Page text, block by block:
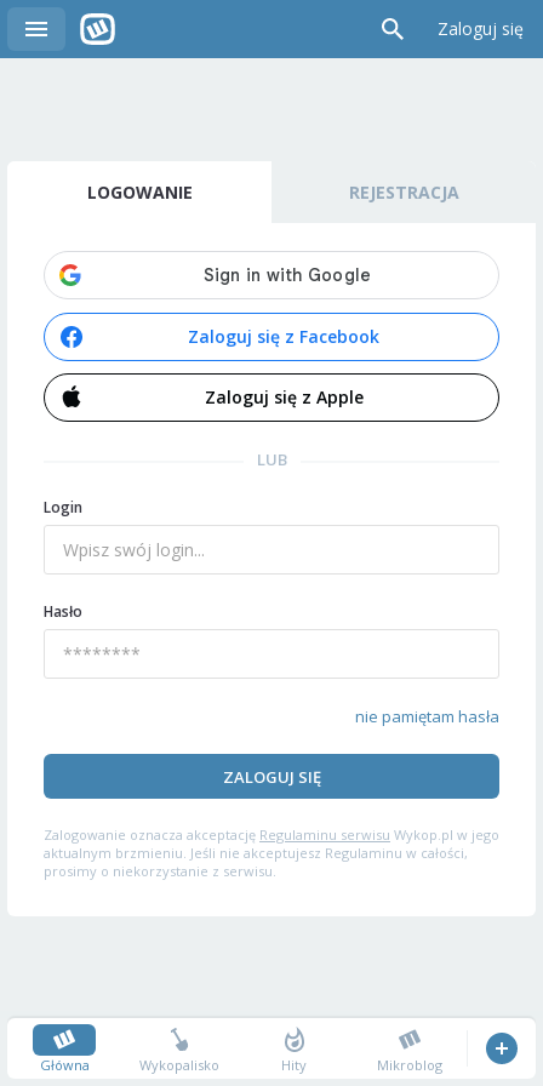
Zaloguj się
LOGOWANIE REJESTRACJA
Zaloguj się z Facebook
Zaloguj się z Apple
LUB
Login
Hasło
nie pamiętam hasła
ZALOGUJ SIĘ
Zalogowanie oznacza akceptację Regulaminu serwisu Wykop.pl w jego
aktualnym brzmieniu. Jeśli nie akceptujesz Regulaminu w całości,
prosimy o niekorzystanie z serwisu.
Główna Wykopalisko Hity Mikroblog